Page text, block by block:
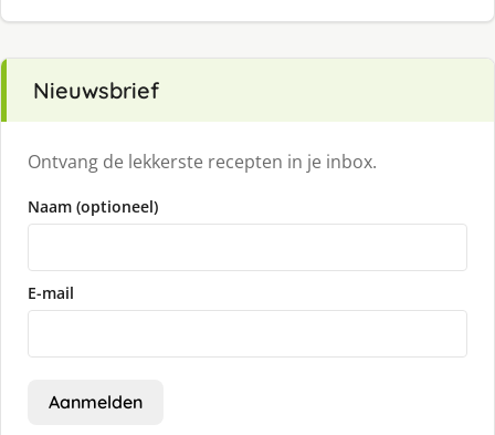
Nieuwsbrief
Ontvang de lekkerste recepten in je inbox.
Naam (optioneel)
E-mail
Aanmelden